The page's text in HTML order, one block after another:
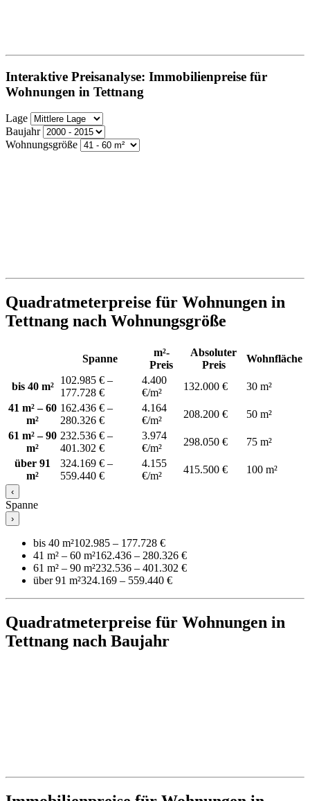
Interaktive Preisanalyse: Immobilienpreise für
Wohnungen in Tettnang
Lage
Baujahr
Wohnungsgröße
Quadratmeterpreise für Wohnungen in
Tettnang nach Wohnungsgröße
Spanne
m²-
Preis
Absoluter
Preis
Wohnfläche
bis 40 m²
102.985 € –
177.728 €
4.400
€/m²
132.000 €
30 m²
41 m² – 60
m²
162.436 € –
280.326 €
4.164
€/m²
208.200 €
50 m²
61 m² – 90
m²
232.536 € –
401.302 €
3.974
€/m²
298.050 €
75 m²
über 91
m²
324.169 € –
559.440 €
4.155
€/m²
415.500 € 100 m²
‹
Spanne
›
bis 40 m²102.985 – 177.728 €
41 m² – 60 m²162.436 – 280.326 €
61 m² – 90 m²232.536 – 401.302 €
über 91 m²324.169 – 559.440 €
Quadratmeterpreise für Wohnungen in
Tettnang nach Baujahr